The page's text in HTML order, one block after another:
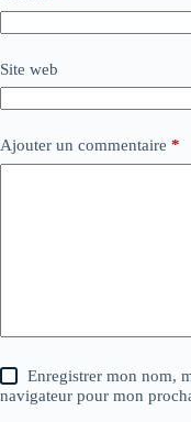
Site web
Ajouter un commentaire *
Enregistrer mon nom,
navigateur pour mon